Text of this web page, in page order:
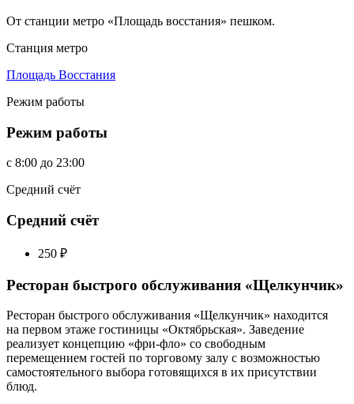
От станции метро «Площадь восстания» пешком.
Станция метро
Площадь Восстания
Режим работы
Режим работы
c 8:00 до 23:00
Средний счёт
Средний счёт
250 ₽
Ресторан быстрого обслуживания «Щелкунчик»
Ресторан быстрого обслуживания «Щелкунчик» находится
на первом этаже гостиницы «Октябрьская». Заведение
реализует концепцию «фри-фло» со свободным
перемещением гостей по торговому залу с возможностью
самостоятельного выбора готовящихся в их присутствии
блюд.